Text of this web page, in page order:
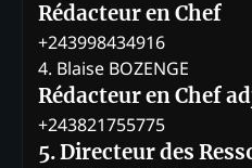
Rédacteur en Chef
+243998434916
4. Blaise BOZENGE
Rédacteur en Chef
+243821755775
5. Directeur des